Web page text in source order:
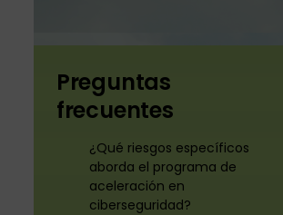
Preguntas
frecuentes
¿Qué riesgos específicos
aborda el programa de
aceleración en
ciberseguridad?